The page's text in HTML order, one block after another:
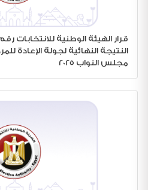
مجلس النواب 2025